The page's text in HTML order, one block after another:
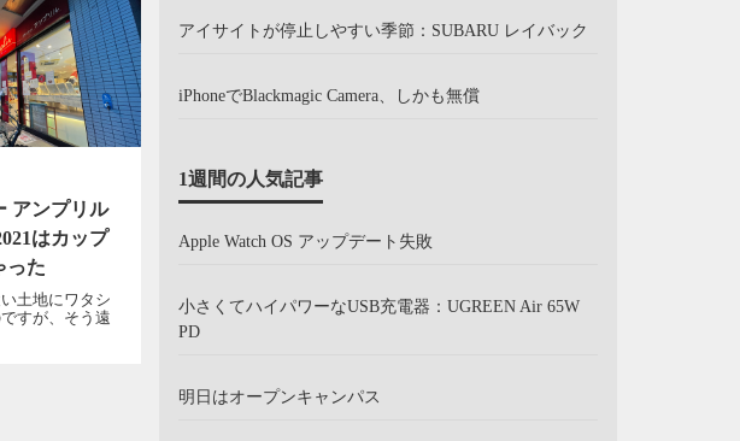
アンプリル
はカップ
った
土地にワタシ
すが、そう遠
アイサイトが停止しやすい季節：SUBARU レイバック
iPhoneでBlackmagic Camera、しかも無償
1週間の人気記事
Apple Watch OS アップデート失敗
小さくてハイパワーなUSB充電器：UGREEN Air 65W
PD
明日はオープンキャンパス